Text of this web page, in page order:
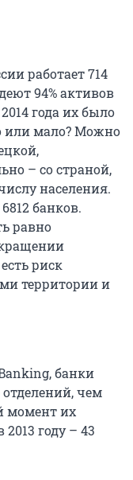
работает 714
94% активов
года их было
или мало? Можно
– со страной,
населения.
банков.
равно
риск
территории и
банки
чем
момент их
2013 году – 43